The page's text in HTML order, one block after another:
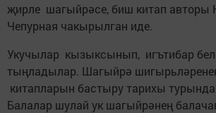
җирле шагыйрәсе, биш китап авторы
Чепурная чакырылган иде.
Укучылар кызыксынып, игътибар
тыңладылар. Шагыйрә
китапларын бастыру тарихы
Балалар шулай ук шагыйрәнең